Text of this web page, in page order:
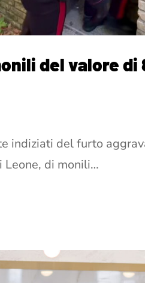
del valore di
indiziati del furto
Leone, di monili…